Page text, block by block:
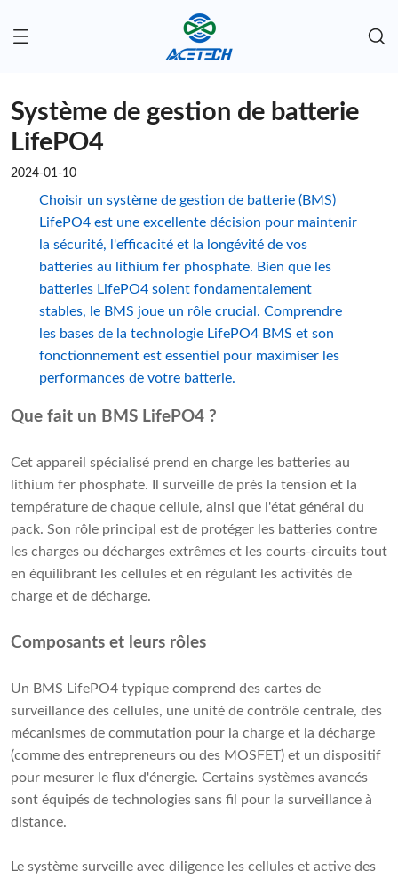
Système de gestion de batterie
LifePO4
2024-01-10
Choisir un système de gestion de batterie (BMS)
LifePO4 est une excellente décision pour maintenir
la sécurité, l'efficacité et la longévité de vos
batteries au lithium fer phosphate. Bien que les
batteries LifePO4 soient fondamentalement
stables, le BMS joue un rôle crucial. Comprendre
les bases de la technologie LifePO4 BMS et son
fonctionnement est essentiel pour maximiser les
performances de votre batterie.
Que fait un BMS LifePO4 ?
Cet appareil spécialisé prend en charge les batteries au
lithium fer phosphate. Il surveille de près la tension et la
température de chaque cellule, ainsi que l'état général du
pack. Son rôle principal est de protéger les batteries contre
les charges ou décharges extrêmes et les courts-circuits tout
en équilibrant les cellules et en régulant les activités de
charge et de décharge.
Composants et leurs rôles
Un BMS LifePO4 typique comprend des cartes de
surveillance des cellules, une unité de contrôle centrale, des
mécanismes de commutation pour la charge et la décharge
(comme des entrepreneurs ou des MOSFET) et un dispositif
pour mesurer le flux d'énergie. Certains systèmes avancés
sont équipés de technologies sans fil pour la surveillance à
distance.
Le système surveille avec diligence les cellules et active des